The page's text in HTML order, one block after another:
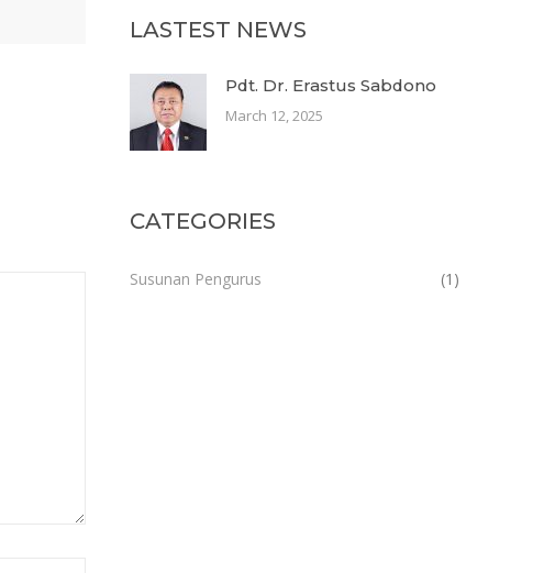
LASTEST NEWS
Pdt. Dr. Erastus Sabdono
March 12, 2025
CATEGORIES
Susunan Pengurus (1)